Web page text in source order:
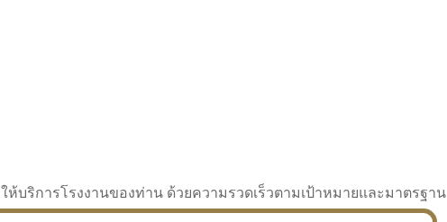
ริการโรงงานของท่าน ด้วยความรวดเร็วตามเป้าหมายและมาตรฐาน